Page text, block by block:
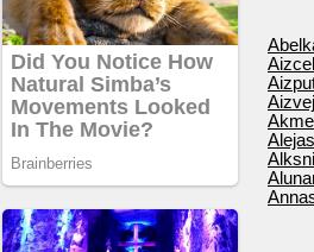
Alejas
Alksni